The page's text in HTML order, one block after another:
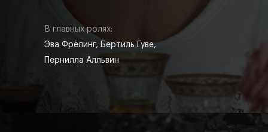
В главных ролях:
Эва Фрёлинг, Бертиль Гуве,
Пернилла Алльвин